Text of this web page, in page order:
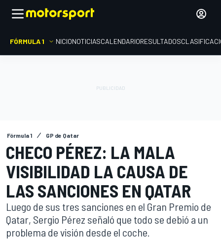
FÓRMULA 1 INICIONOTICIASCALENDARIORESULTADOS
Fórmula 1 GP de Qatar
CHECO PÉREZ: LA MALA
VISIBILIDAD LA CAUSA DE
LAS SANCIONES EN QATAR
Luego de sus tres sanciones en el Gran Premio de
Qatar, Sergio Pérez señaló que todo se debió a un
problema de visión desde el coche.